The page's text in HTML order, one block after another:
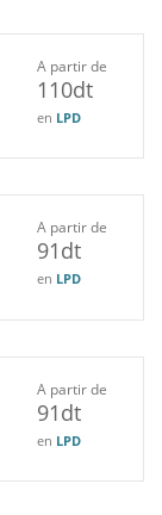
A partir de
110dt
en LPD
A partir de
91dt
en LPD
A partir de
91dt
en LPD